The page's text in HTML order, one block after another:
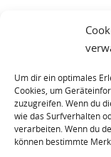
Um dir ein optimales
Cookies, um
zuzugreifen. Wenn du
wie das Surfverhalten
verarbeiten. Wenn du
können bestimmte